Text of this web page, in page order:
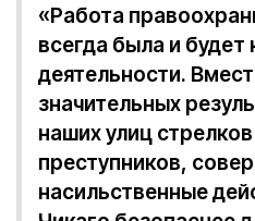
«Работа
всегда была и
деятельности.
значительных
наших улиц
преступников,
насильственные